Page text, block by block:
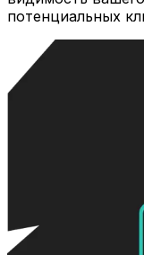
потенциальных